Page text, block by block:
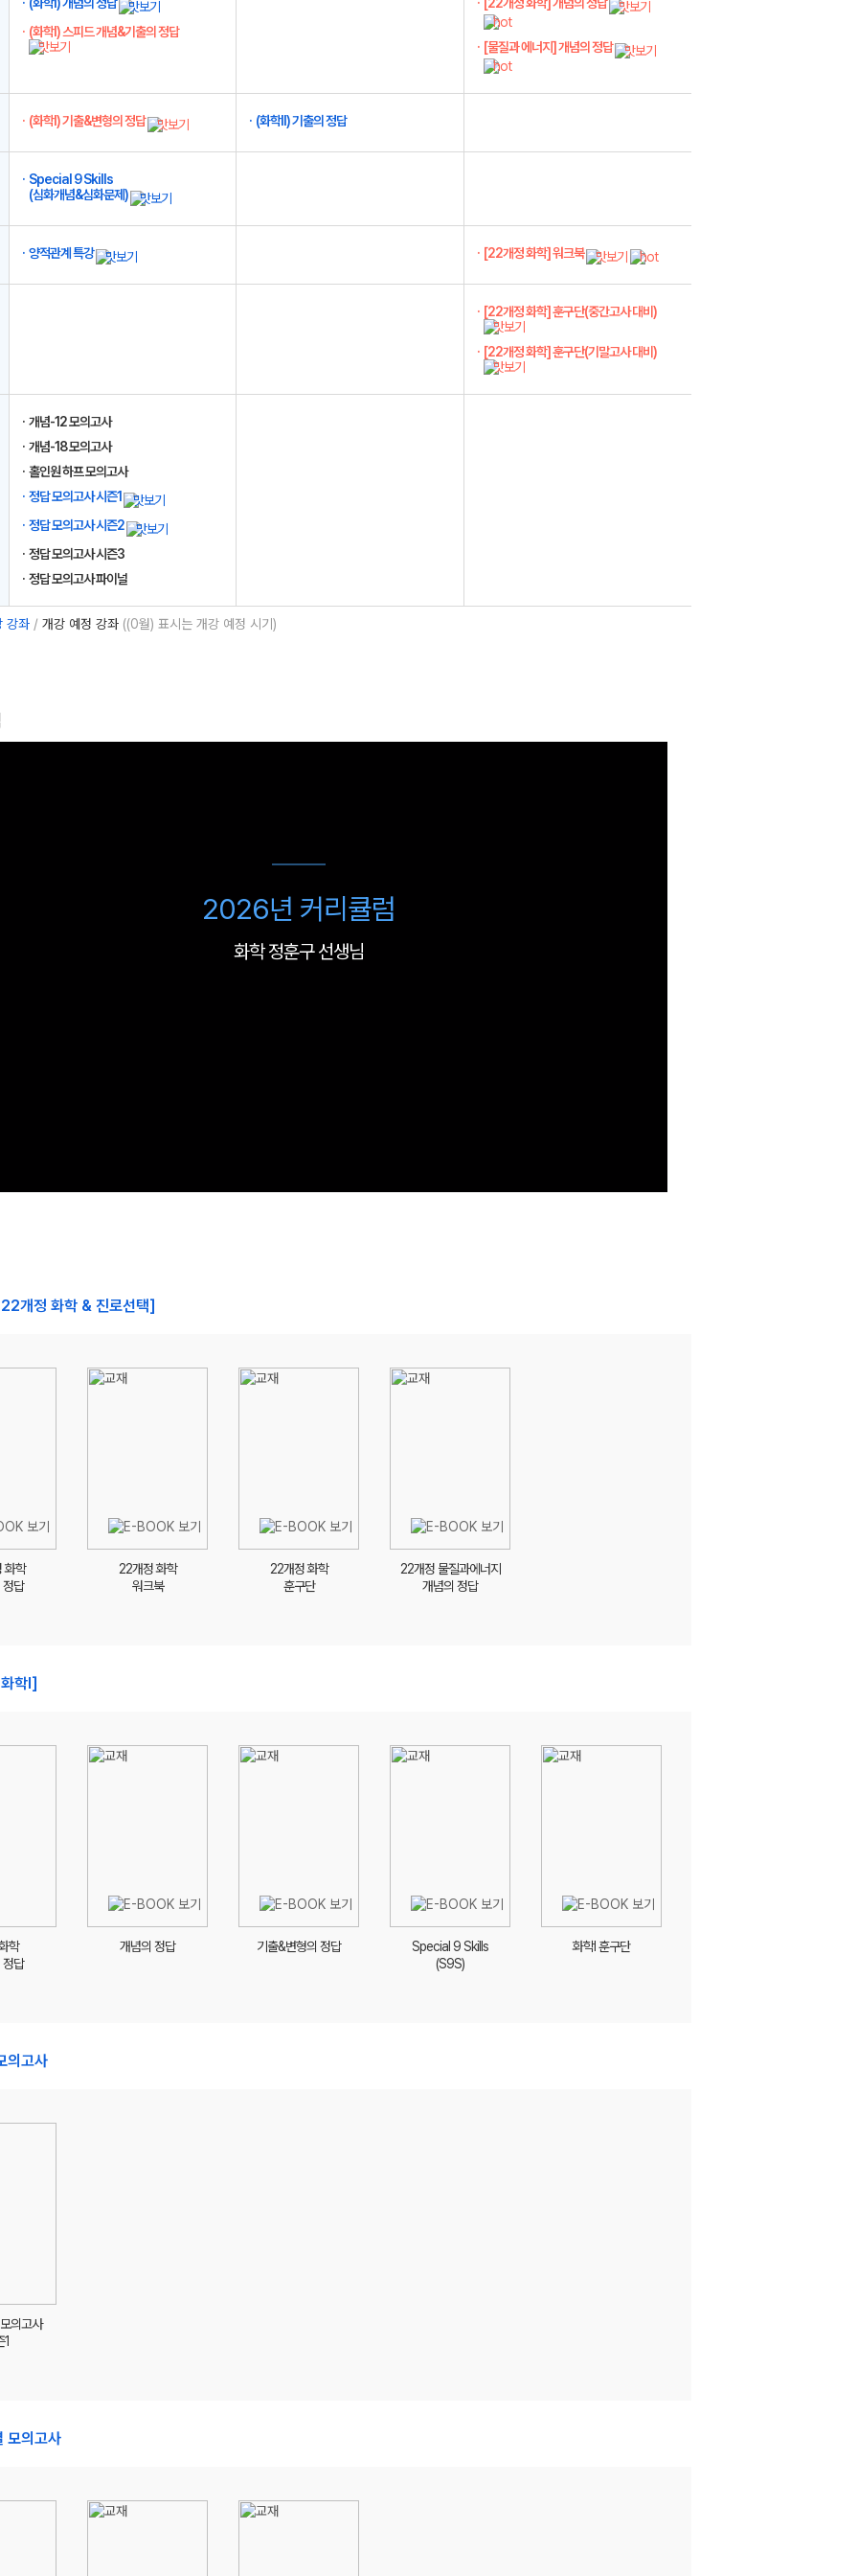
(화학I) 스피드 개념&기출의 정답
[물질과 에너지] 개념의 정답
(화학I) 기출&변형의 정답 (화학II) 기출의 정답
Special 9 Skills
(심화개념&심화문제)
양적관계 특강 [22개정 화학] 워크북
[22개정 화학] 훈구단(중간고사 대비)
[22개정 화학] 훈구단(기말고사 대비)
개념-12 모의고사
개념-18 모의고사
홀인원 하프 모의고사
정답 모의고사 시즌1
정답 모의고사 시즌2
정답 모의고사 시즌3
정답 모의고사 파이널
강좌 / 개강 예정 강좌 ((0월) 표시는 개강 예정 시기)
2026년 커리큘럼
화학 정훈구 선생님
개정 화학 & 진로선택]
화학
정답
22개정 화학
워크북
22개정 화학
훈구단
22개정 물질과에너지
개념의 정답
학l]
학
정답
개념의 정답 기출&변형의 정답
Special 9 Skills
(S9S)
화학I 훈구단
의고사
의고사
1
모의고사